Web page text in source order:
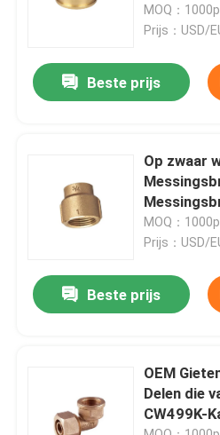
Fabrieksreis
Contacteer ons
Verzoek om een Citaat
Het Afgietsel van het
de meterlichaam van het
&3/8 " &1/
MOQ：
Prijs：USD/
Beste prijs
Op zwaar
het
Gietend
MOQ：
Prijs：USD/
Beste prijs
OEM
Delen die
CW499K-